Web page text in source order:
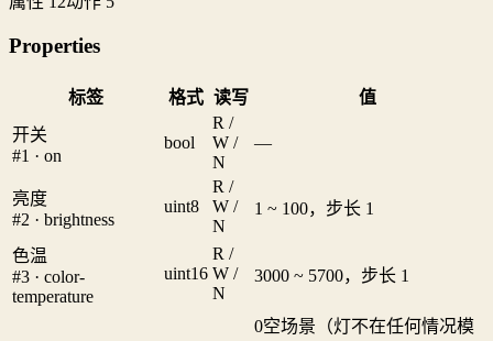
Properties
标签 格式 读写
值
开关
#1 · on
bool
R /
W /
N
—
亮度
#2 · brightness
uint8
R /
W /
N
1 ~ 100，步长 1
色温
#3 · color-
temperature
uint16
R /
W /
N
3000 ~ 5700，步长 1
0空场景（灯不在任何情况模